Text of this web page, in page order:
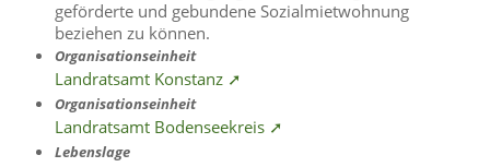
geförderte und gebundene Sozialmietwohnung
beziehen zu können.
Organisationseinheit
Landratsamt Konstanz ➚
Organisationseinheit
Landratsamt Bodenseekreis ➚
Lebenslage